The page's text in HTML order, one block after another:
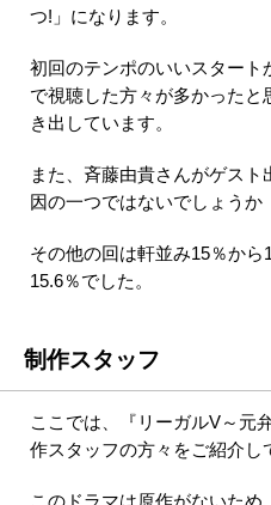
つ!」になります。
初回のテンポのいいスタート
で視聴した方々が多かったと
き出しています。
また、斉藤由貴さんがゲス
因の一つではないでしょうか
その他の回は軒並み15％か
15.6％でした。
制作スタッフ
ここでは、『リーガルV～元
作スタッフの方々をご紹介し
このドラマは原作がないた